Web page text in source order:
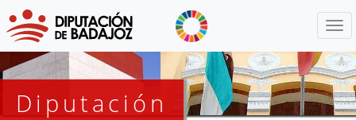
Diputación